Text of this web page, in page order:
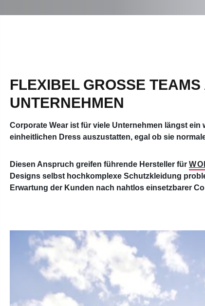
FLEXIBEL GROSSE TEAMS
NTERNEHMEN
Corporate Wear ist für viele Unternehmen längst
einheitlichen Dress auszustatten, egal ob sie
Diesen Anspruch greifen führende Hersteller für
Designs selbst hochkomplexe Schutzkleidung
Erwartung der Kunden nach nahtlos einsetzbarer